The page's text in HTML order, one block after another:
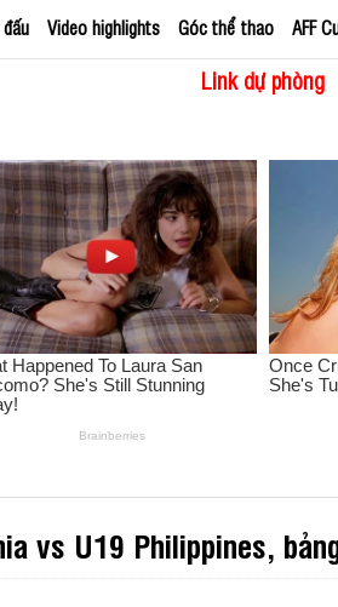
Video highlights Góc thể thao AFF
Link dự phòng
vs U19 Philippines,